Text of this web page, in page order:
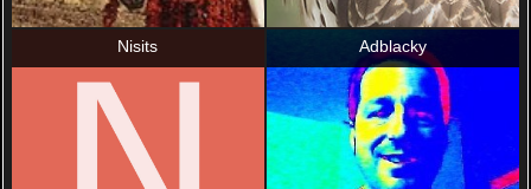
Nisits Adblacky